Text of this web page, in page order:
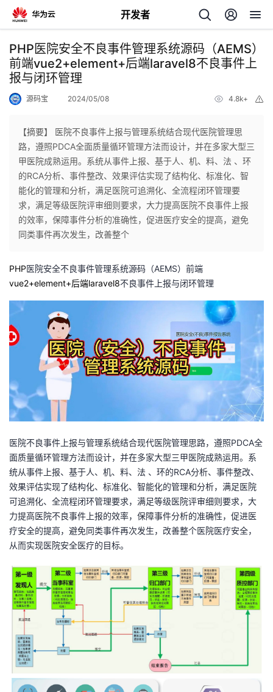
开发者
返
回
个
人
主
页
我
的
开
发
客
论
坛
的
圈
子
我
的
直
播
我
的
活
动
我
的
关
我
的
发
者
学
堂
我
Programs
的
支
持
我
PHP医院安全不良事件管理系统源码（AEMS）
前端vue2+element+后端laravel8不良事件上
报与闭环管理
源码宝 2024/05/08 4.8k+
【摘要】 医院不良事件上报与管理系统结合现代医院管理思
路，遵照PDCA全面质量循环管理方法而设计，并在多家大型三
甲医院成熟运用。系统从事件上报、基于人、机、料、法 、环
的RCA分析、事件整改、效果评估实现了结构化、标准化、智
能化的管理和分析，满足医院可追溯化、全流程闭环管理要
求，满足等级医院评审细则要求，大力提高医院不良事件上报
的效率，保障事件分析的准确性，促进医疗安全的提高，避免
同类事件再次发生，改善整个
PHP医院安全不良事件管理系统源码（AEMS）前端
vue2+element+后端laravel8不良事件上报与闭环管理
医院不良事件上报与管理系统结合现代医院管理思路，遵照PDCA全
面质量循环管理方法而设计，并在多家大型三甲医院成熟运用。系
统从事件上报、基于人、机、料、法 、环的RCA分析、事件整改、
效果评估实现了结构化、标准化、智能化的管理和分析，满足医院
可追溯化、全流程闭环管理要求，满足等级医院评审细则要求，大
力提高医院不良事件上报的效率，保障事件分析的准确性，促进医
疗安全的提高，避免同类事件再次发生，改善整个医院医疗安全，
从而实现医院安全医疗的目标。